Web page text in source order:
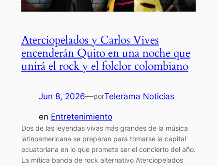
Aterciopelados y Carlos Vives
encenderán Quito en una noche que
unirá el rock y el folclor colombiano
Jun 8, 2026—porTelerama Noticias
en Entretenimiento
Dos de las leyendas vivas más grandes de la música
latinoamericana se preparan para tomarse la capital
ecuatoriana en lo que promete ser el concierto del año.
La mítica banda de rock alternativo Aterciopelados